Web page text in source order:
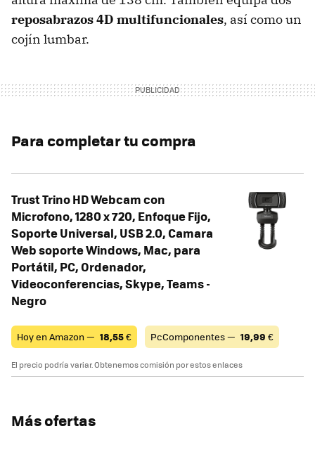
reposabrazos 4D multifuncionales, así como un
cojín lumbar.
Para completar tu compra
Trust Trino HD Webcam con
Microfono, 1280 x 720, Enfoque Fijo,
Soporte Universal, USB 2.0, Camara
Web soporte Windows, Mac, para
Portátil, PC, Ordenador,
Videoconferencias, Skype, Teams -
Negro
Hoy en Amazon — 18,55€ PcComponentes — 19,99 €
El precio podría variar. Obtenemos comisión por estos enlaces
Más ofertas